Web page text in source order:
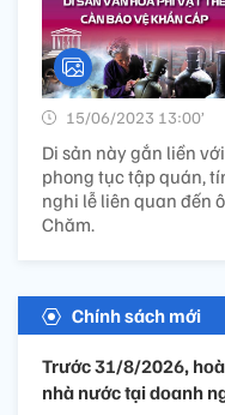
15/06/2023 13:00’
Di sản này gắn liền
phong tục tập quán,
nghi lễ liên quan đến
Chăm.
Chính sách mới
Trước 31/8/2026,
nhà nước tại doanh